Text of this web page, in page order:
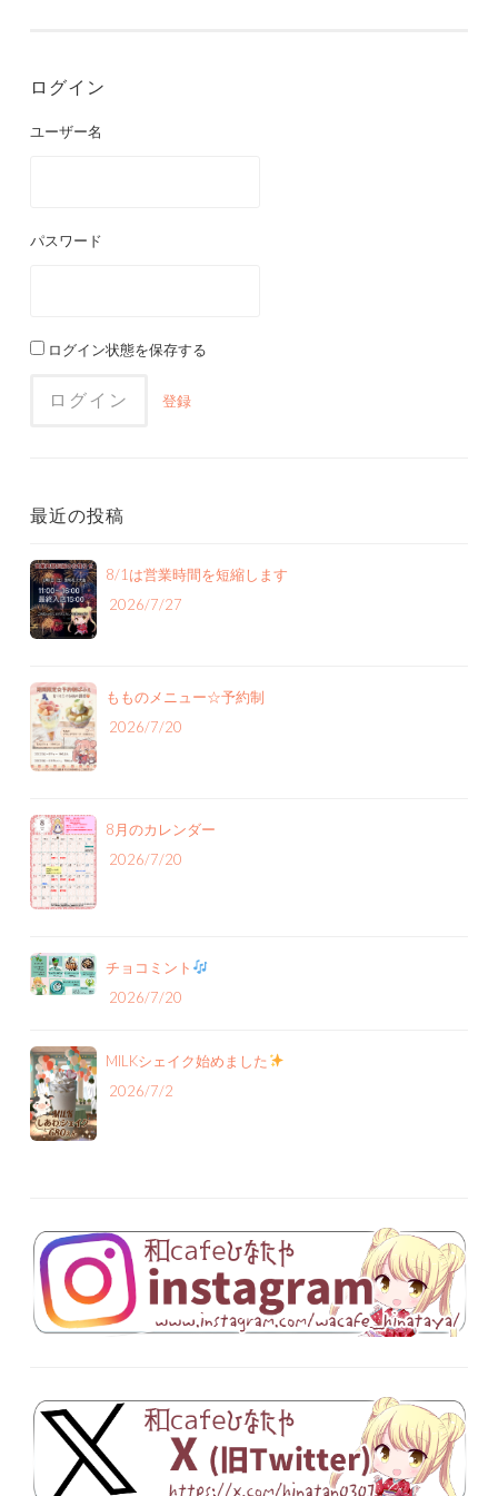
ログイン
ユーザー名
パスワード
ログイン状態を保存する
登録
最近の投稿
8/1は営業時間を短縮します
2026/7/27
もものメニュー‪☆予約制
2026/7/20
8月のカレンダー
2026/7/20
チョコミント
2026/7/20
MILKシェイク始めました
2026/7/2